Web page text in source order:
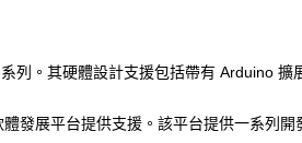
列。其硬體設計支援包括帶有 Arduino
體發展平台提供支援。該平台提供一系列